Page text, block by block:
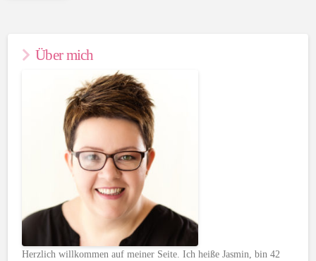
Über mich
Herzlich willkommen auf meiner Seite. Ich heiße Jasmin, bin 42